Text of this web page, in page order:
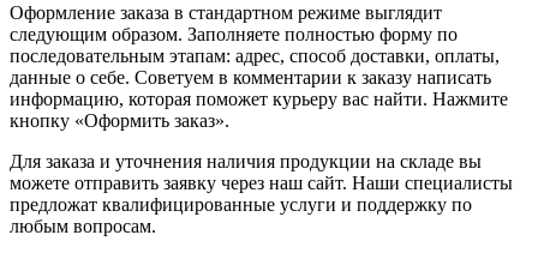
Оформление заказа в стандартном режиме выглядит
следующим образом. Заполняете полностью форму по
последовательным этапам: адрес, способ доставки, оплаты,
данные о себе. Советуем в комментарии к заказу написать
информацию, которая поможет курьеру вас найти. Нажмите
кнопку «Оформить заказ».
Для заказа и уточнения наличия продукции на складе вы
можете отправить заявку через наш сайт. Наши специалисты
предложат квалифицированные услуги и поддержку по
любым вопросам.